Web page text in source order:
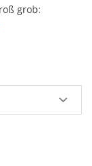
grob: